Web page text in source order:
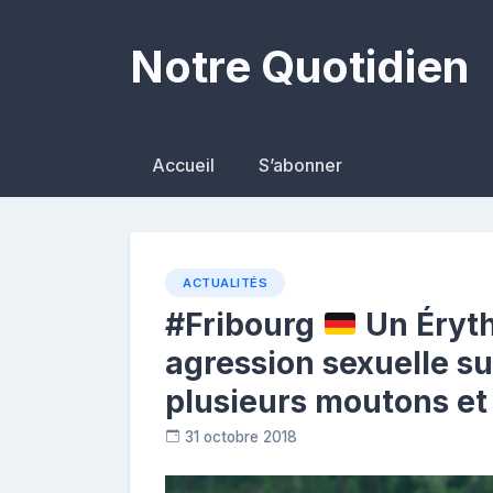
Notre Quotidien
Accueil S’abonner
ACTUALITÉS
#Fribourg
Un
agression sexuelle
plusieurs moutons
31 octobre 2018